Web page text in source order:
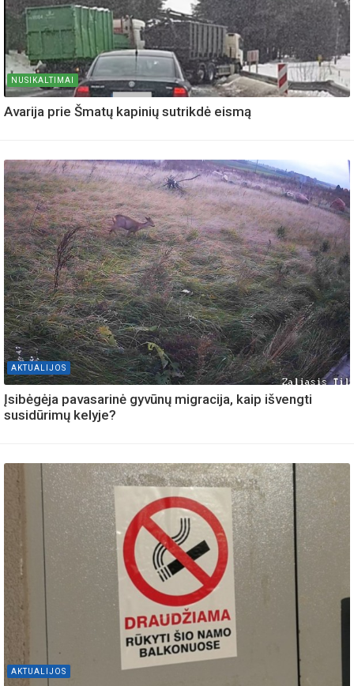
NUSIKALTIMAI
Avarija prie Šmatų kapinių sutrikdė eismą
AKTUALIJOS
Įsibėgėja pavasarinė gyvūnų migracija, kaip išvengti
susidūrimų kelyje?
AKTUALIJOS